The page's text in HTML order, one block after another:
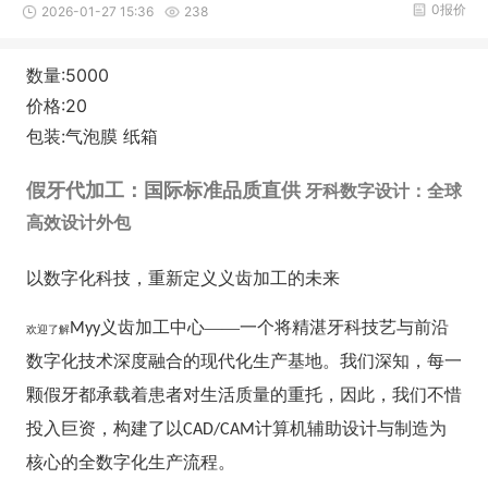
2026-01-27 15:36 238 0报价
数量:5000
价格:20
包装:气泡膜 纸箱
假牙代加工：国际标准品质直供 牙科数字设计：全球
高效设计外包
以数字化科技，重新定义义齿加工的未来
欢迎了解Myy义齿加工中心——一个将精湛牙科技艺与前沿
数字化技术深度融合的现代化生产基地。我们深知，每一
颗假牙都承载着患者对生活质量的重托，因此，我们不惜
投入巨资，构建了以CAD/CAM计算机辅助设计与制造为
核心的全数字化生产流程。